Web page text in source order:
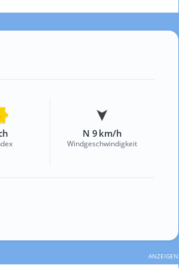
N 9 km/h
Windgeschwindigkeit
ANZEIGEN